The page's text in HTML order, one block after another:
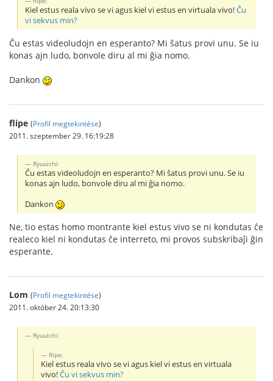
Kiel estus reala vivo se vi agus kiel vi estus en virtuala vivo!Ĉu
vi sekvus min?
Ĉu estas videoludojn en esperanto? Mi ŝatus provi unu. Se iu
konas ajn ludo, bonvole diru al mi ĝia nomo.
Dankon
flipe (Profil megtekintése)
2011. szeptember 29. 16:19:28
Ryuuichi:
Ĉu estas videoludojn en esperanto? Mi ŝatus provi unu. Se iu
konas ajn ludo, bonvole diru al mi ĝia nomo.
Dankon
Ne, tio estas homo montrante kiel estus vivo se ni kondutas ĉe
realeco kiel ni kondutas ĉe interreto, mi provos subskribaĵi ĝin
esperante.
Lom (Profil megtekintése)
2011. október 24. 20:13:30
Ryuuichi:
flipe:
Kiel estus reala vivo se vi agus kiel vi estus en virtuala
vivo!Ĉu vi sekvus min?